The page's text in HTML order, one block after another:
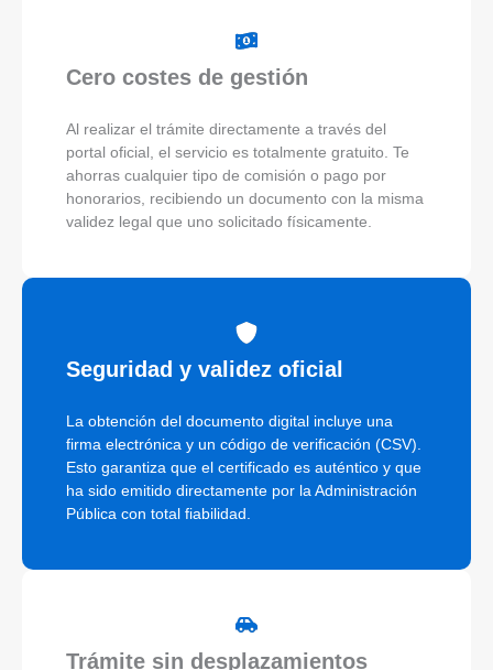
Cero costes de gestión
Al realizar el trámite directamente a través del
portal oficial, el servicio es totalmente gratuito. Te
ahorras cualquier tipo de comisión o pago por
honorarios, recibiendo un documento con la misma
validez legal que uno solicitado físicamente.
Seguridad y validez oficial
La obtención del documento digital incluye una
firma electrónica y un código de verificación (CSV).
Esto garantiza que el certificado es auténtico y que
ha sido emitido directamente por la Administración
Pública con total fiabilidad.
Trámite sin desplazamientos